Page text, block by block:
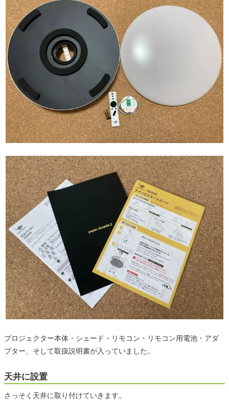
プロジェクター本体・シェード・リモコン・リモコン用電池・アダ
プター、そして取扱説明書が入っていました。
天井に設置
さっそく天井に取り付けていきます。